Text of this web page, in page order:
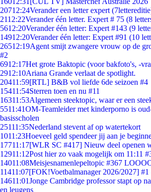
20712:24Verander een letter expert
2112:22Verander één letter. Expert # 75 (8
5612:20Verander één letter: Expert #143 (9
14912:20Verander één letter: Expert #91 (10
26512:19Agent smijt zwangere vrouw op de
#2
6912:17Het grote Baktopic (voor bakfoto's, -
2912:10Ariana Grande verlaat de spotlight.
20411:59[RTL] B&B vol liefde 6de seizoen #4
15411:54Sterren toen en nu #11
16311:53Algemeen steektopic, waar er een
5511:41OM-Teamleider met kinderporno is
basisscholen
25111:35Nederland stevent af op watertekort
1011:23Hoeveel geld spendeer jij aan je
17711:17[WLR SC #417] Nieuw deel openen
12911:12Post hier zo vaak mogelijk om 11:11
14011:08Meisjesnamenlepeltopic #367
11411:07[FOK!Voetbalmanager 2026/2027]
14611:01Jonge Cambridge professor stapt op
en leugens